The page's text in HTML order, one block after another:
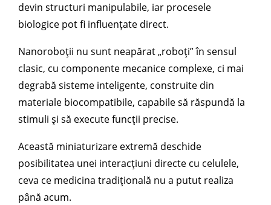
devin structuri manipulabile, iar procesele
biologice pot fi influențate direct.
Nanoroboții nu sunt neapărat „roboți” în sensul
clasic, cu componente mecanice complexe, ci mai
degrabă sisteme inteligente, construite din
materiale biocompatibile, capabile să răspundă la
stimuli și să execute funcții precise.
Această miniaturizare extremă deschide
posibilitatea unei interacțiuni directe cu celulele,
ceva ce medicina tradițională nu a putut realiza
până acum.